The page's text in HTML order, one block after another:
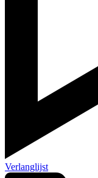
Verlanglijst